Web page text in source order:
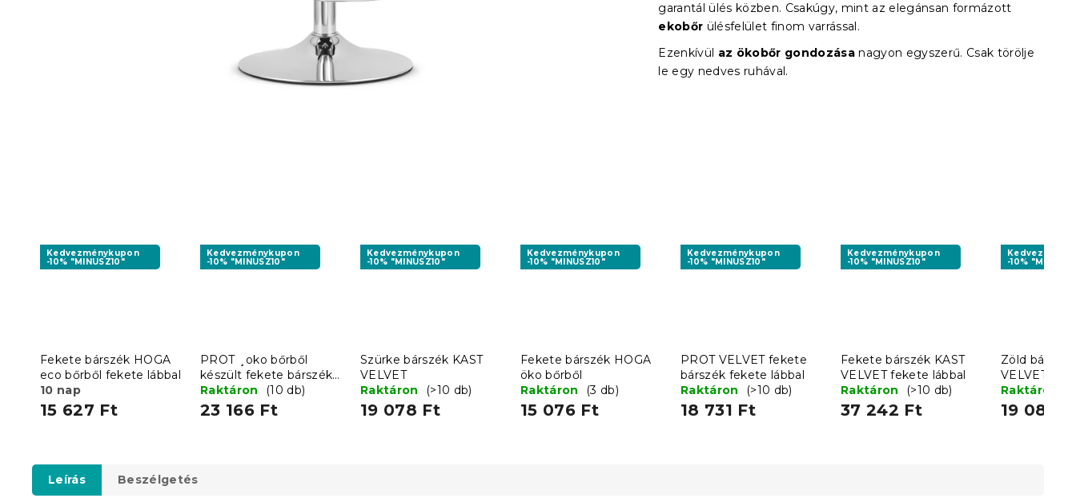
garantál ülés közben. Csakúgy, mint az elegánsan formázott
ekobőr ülésfelület finom varrással.
Ezenkívül az ökobőr gondozása nagyon egyszerű. Csak törölje
le egy nedves ruhával.
Kedvezménykupon
-10% "MINUSZ10"
Fekete bárszék HOGA
eco bőrből fekete lábbal
10 nap
15 627 Ft
Kedvezménykupon
-10% "MINUSZ10"
PROT ¸oko bőrből
készült fekete bárszék
fekete lábbal
Raktáron (10 db)
23 166 Ft
Kedvezménykupon
-10% "MINUSZ10"
Szürke bárszék KAST
VELVET
Raktáron
(>10 db)
19 078 Ft
Kedvezménykupon
-10% "MINUSZ10"
Fekete bárszék HOGA
öko bőrből
Raktáron
(3 db)
15 076 Ft
Kedvezménykupon
-10% "MINUSZ10"
PROT VELVET fekete
bárszék fekete lábbal
Raktáron
(>10 db)
18 731 Ft
Kedvezménykupon
-10% "MINUSZ10"
Fekete bárszék KAST
VELVET fekete lábbal
Raktáron
(>10 db)
37 242 Ft
-10%
Zöld
VELVET
Raktáron
19 085
Leírás Beszélgetés